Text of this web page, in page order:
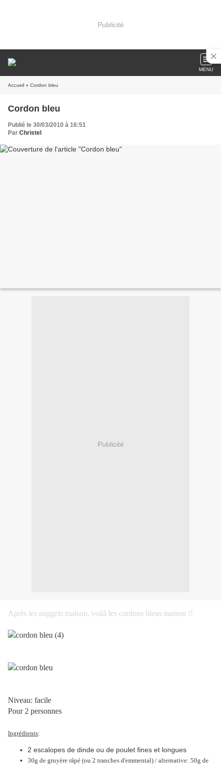
Publicité
MENU
Accueil » Cordon bleu
Cordon bleu
Publié le 30/03/2010 à 16:51
Par Christel
Publicité
Après les nuggets maison, voilà les cordons bleus maison !!
Niveau: facile
Pour 2 personnes
Ingrédients:
2 escalopes de dinde ou de poulet fines et longues
30g de gruyère râpé (ou 2 tranches d'emmental) / alternative: 50g de